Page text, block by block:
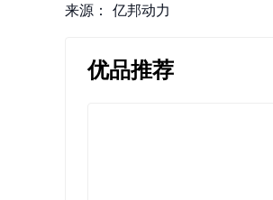
来源： 亿邦动力
优品推荐